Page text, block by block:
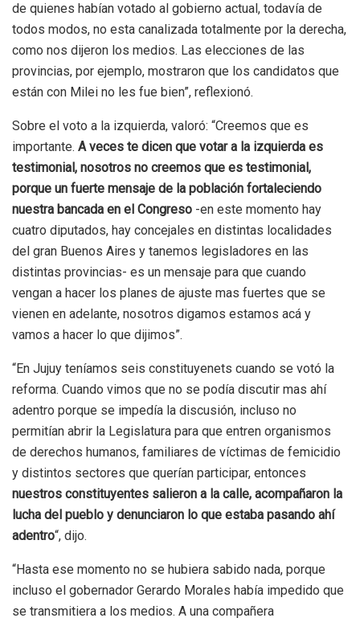
de quienes habían votado al gobierno actual, todavía de
todos modos, no esta canalizada totalmente por la derecha,
como nos dijeron los medios. Las elecciones de las
provincias, por ejemplo, mostraron que los candidatos que
están con Milei no les fue bien”, reflexionó.
Sobre el voto a la izquierda, valoró: “Creemos que es
importante. A veces te dicen que votar a la izquierda es
testimonial, nosotros no creemos que es testimonial,
porque un fuerte mensaje de la población fortaleciendo
nuestra bancada en el Congreso -en este momento hay
cuatro diputados, hay concejales en distintas localidades
del gran Buenos Aires y tanemos legisladores en las
distintas provincias- es un mensaje para que cuando
vengan a hacer los planes de ajuste mas fuertes que se
vienen en adelante, nosotros digamos estamos acá y
vamos a hacer lo que dijimos”.
“En Jujuy teníamos seis constituyenets cuando se votó la
reforma. Cuando vimos que no se podía discutir mas ahí
adentro porque se impedía la discusión, incluso no
permitían abrir la Legislatura para que entren organismos
de derechos humanos, familiares de víctimas de femicidio
y distintos sectores que querían participar, entonces
nuestros constituyentes salieron a la calle, acompañaron la
lucha del pueblo y denunciaron lo que estaba pasando ahí
adentro“, dijo.
“Hasta ese momento no se hubiera sabido nada, porque
incluso el gobernador Gerardo Morales había impedido que
se transmitiera a los medios. A una compañera